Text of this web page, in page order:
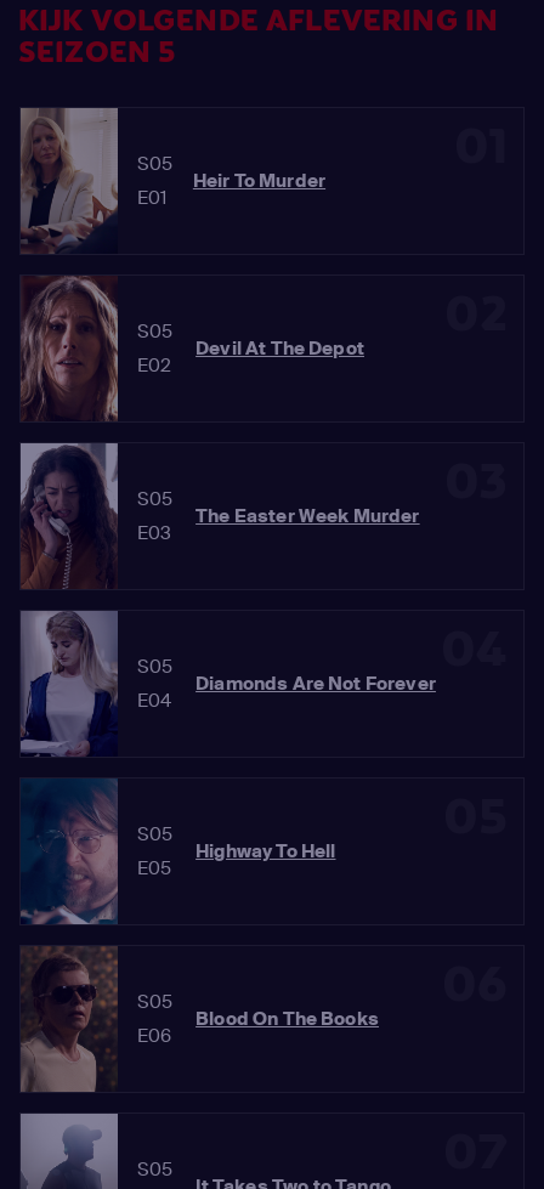
KIJK VOLGENDE AFLEVERING IN
SEIZOEN 5
S05
E01
Heir To Murder
S05
E02
Devil At The Depot
S05
E03
The Easter Week Murder
S05
E04
Diamonds Are Not Forever
S05
E05
Highway To Hell
S05
E06
Blood On The Books
S05